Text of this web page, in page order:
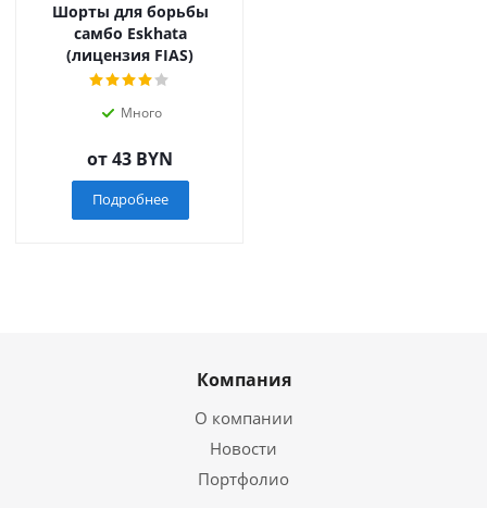
Шорты для борьбы
самбо Eskhata
(лицензия FIAS)
Много
от43 BYN
Подробнее
Компания
О компании
Новости
Портфолио